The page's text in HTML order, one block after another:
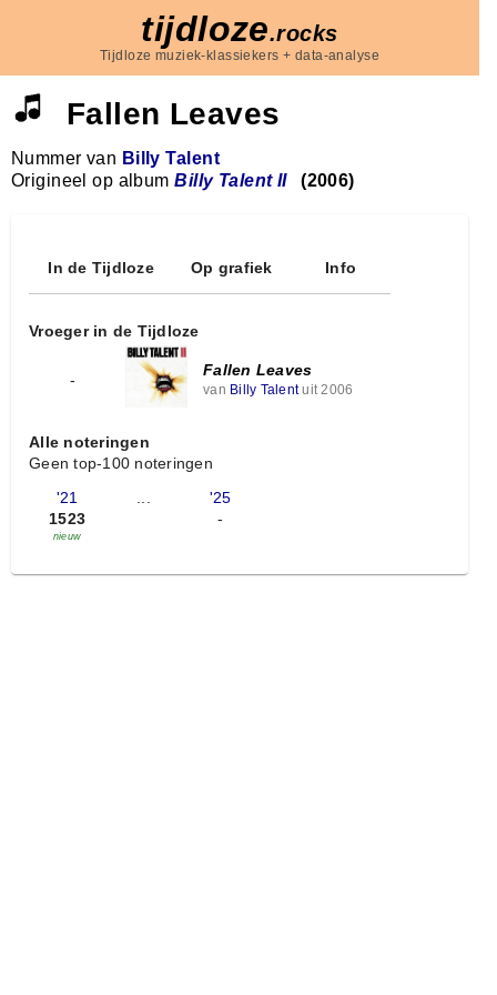
tijdloze.rocks
Tijdloze muziek-klassiekers + data-analyse
Fallen Leaves
Nummer van Billy Talent
Origineel op albumBilly Talent II (2006)
In de Tijdloze Op grafiek Info
Vroeger in de Tijdloze
-
Fallen Leaves
van Billy Talentuit 2006
Alle noteringen
Geen top-100 noteringen
'21
1523
nieuw
...
'25
-